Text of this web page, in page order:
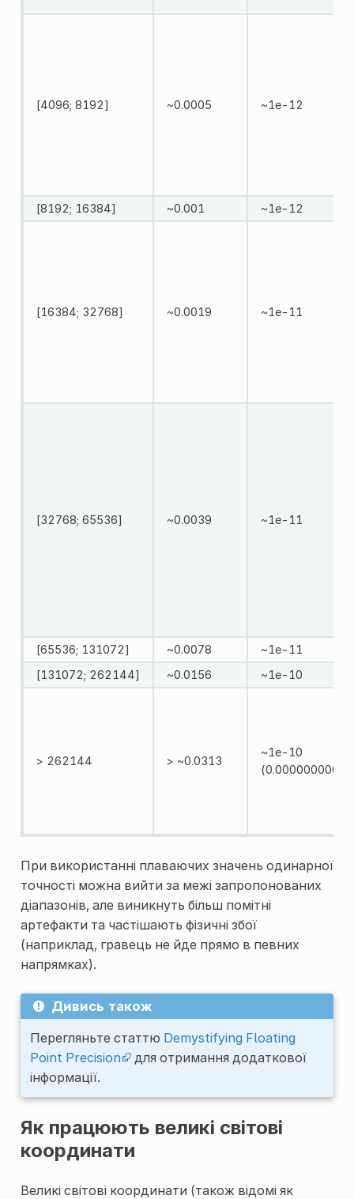
[4096; 8192] ~0.0005 ~1e-12
[8192; 16384] ~0.001 ~1e-12
[16384; 32768] ~0.0019 ~1e-11
[32768; 65536] ~0.0039 ~1e-11
[65536; 131072] ~0.0078
~1e-11
[131072; 262144]
~0.0156 ~1e-10
> 262144 > ~0.0313
~1e-10
(0.0000000001)
При використанні плаваючих значень одинарної
точності можна вийти за межі запропонованих
діапазонів, але виникнуть більш помітні
артефакти та частішають фізичні збої
(наприклад, гравець не йде прямо в певних
напрямках).
Дивись також
Перегляньте статтю Demystifying Floating
Point Precision
для отримання додаткової
інформації.
Як працюють великі світові
координати
Великі світові координати (також відомі як